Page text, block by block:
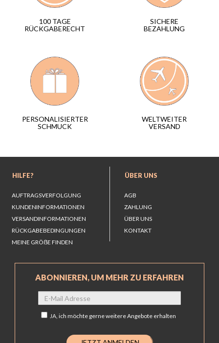
100 TAGE
RÜCKGABERECHT
SICHERE
BEZAHLUNG
PERSONALISIERTER
SCHMUCK
WELTWEITER
VERSAND
HILFE?
AUFTRAGSVERFOLGUNG
KUNDENINFORMATIONEN
VERSANDINFORMATIONEN
RÜCKGABEBEDINGUNGEN
MEINE GRÖẞE FINDEN
ÜBER UNS
AGB
ZAHLUNG
ÜBER UNS
KONTAKT
ABONNIEREN, UM MEHR ZU ERFAHREN
JA, ich möchte gerne weitere Angebote erhalten